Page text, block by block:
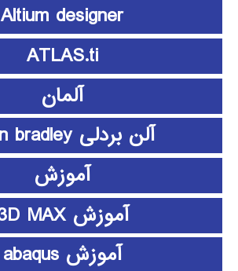
Altium designer
ATLAS.ti
آلمان
آلن بردلی Allen bradley
آموزش
آموزش 3D MAX
آموزش abaqus